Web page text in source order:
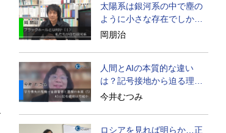
太陽系は銀河系の中で塵の
ように小さな存在でしかな
い
岡朋治
人間とAIの本質的な違い
は？記号接地から迫る理解
の本質
今井むつみ
ロシアを見れば明らか…正